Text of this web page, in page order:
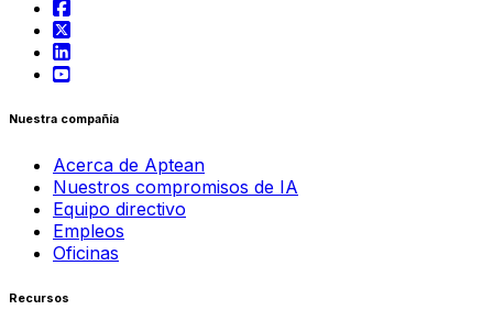
Nuestra compañía
Acerca de Aptean
Nuestros compromisos de IA
Equipo directivo
Empleos
Oficinas
Recursos